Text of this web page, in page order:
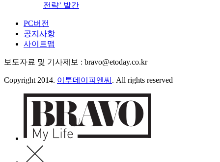
전략’ 발간
PC버전
공지사항
사이트맵
보도자료 및 기사제보 : bravo@etoday.co.kr
Copyright 2014. 이투데이피엔씨 . All rights reserved